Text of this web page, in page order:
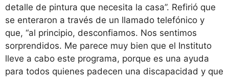
detalle de pintura que necesita la casa”. Refirió que
se enteraron a través de un llamado telefónico y
que, “al principio, desconfiamos. Nos sentimos
sorprendidos. Me parece muy bien que el Instituto
lleve a cabo este programa, porque es una ayuda
para todos quienes padecen una discapacidad y que